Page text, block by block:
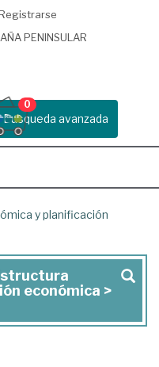
PENINSULAR
Busqueda avanzada
0
y planificación
económica >